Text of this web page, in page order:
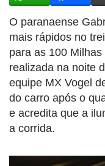
O paranaense
mais rápidos no
para as 100
realizada na noite
equipe MX Vogel
do carro após o
e acredita que a
a corrida.